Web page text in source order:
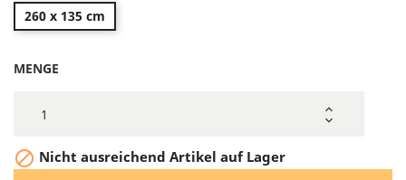
260 x 135 cm
MENGE
 Nicht ausreichend Artikel auf Lager